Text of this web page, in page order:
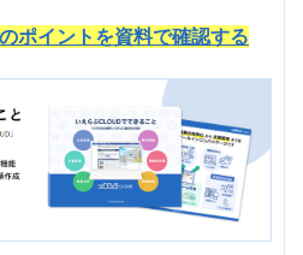
ポイントを資料で確認する